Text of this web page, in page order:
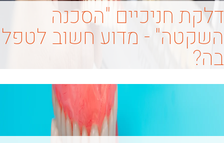
דלקת חניכיים "הסכנה
השקטה" - מדוע חשוב לטפל
בה?